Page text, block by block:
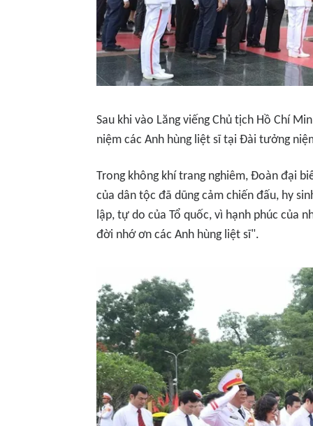
Sau khi vào Lăng viếng Chủ tịch Hồ Chí
niệm các Anh hùng liệt sĩ tại Đài tưởng
Trong không khí trang nghiêm, Đoàn đại
của dân tộc đã dũng cảm chiến đấu, hy
lập, tự do của Tổ quốc, vì hạnh phúc của
đời nhớ ơn các Anh hùng liệt sĩ".